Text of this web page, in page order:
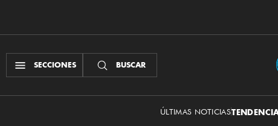
SECCIONES BUSCAR
ÚLTIMAS NOTICIAS